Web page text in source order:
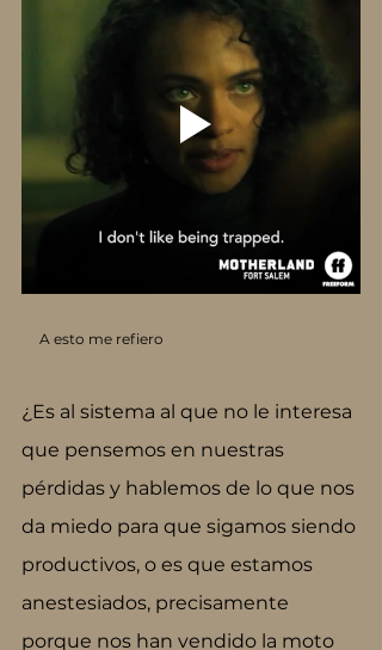
     A esto me refiero
¿Es al sistema al que no le interesa
que pensemos en nuestras
pérdidas y hablemos de lo que nos
da miedo para que sigamos siendo
productivos, o es que estamos
anestesiados, precisamente
porque nos han vendido la moto